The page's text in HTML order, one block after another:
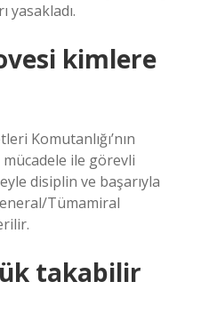
yasakladı.
kimlere
Komutanlığı’nın
ile görevli
disiplin ve başarıyla
Tümamiral
takabilir